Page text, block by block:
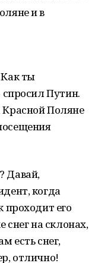
и в
ты
спросил Путин.
Красной Поляне
Давай,
когда
проходит его
снег на склонах,
есть снег,
отлично!